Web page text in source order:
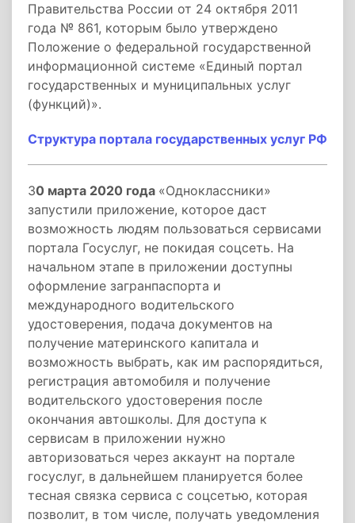
Правительства России от 24 октября 2011
года № 861, которым было утверждено
Положение о федеральной государственной
информационной системе «Единый портал
государственных и муниципальных услуг
(функций)».
Структура портала государственных услуг РФ
30 марта 2020 года «Одноклассники»
запустили приложение, которое даст
возможность людям пользоваться сервисами
портала Госуслуг, не покидая соцсеть. На
начальном этапе в приложении доступны
оформление загранпаспорта и
международного водительского
удостоверения, подача документов на
получение материнского капитала и
возможность выбрать, как им распорядиться,
регистрация автомобиля и получение
водительского удостоверения после
окончания автошколы. Для доступа к
сервисам в приложении нужно
авторизоваться через аккаунт на портале
госуслуг, в дальнейшем планируется более
тесная связка сервиса с соцсетью, которая
позволит, в том числе, получать уведомления